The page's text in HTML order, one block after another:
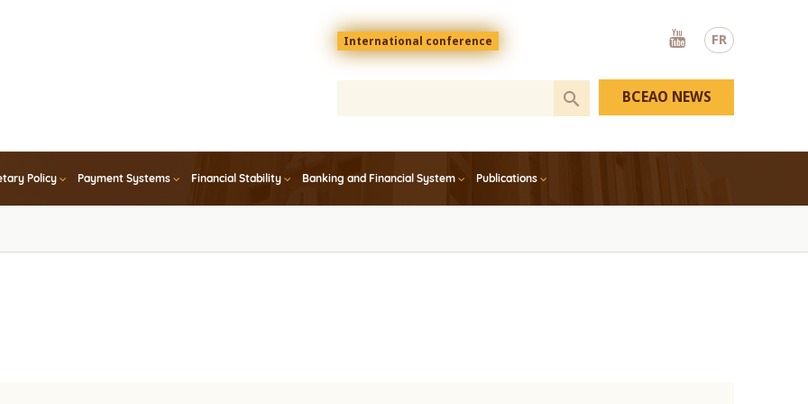
FR
Menu
top
En
International conference
Youtube
Policy Payment Systems Financial Stability Banking and Financial System Publications
BCEAO NEWS